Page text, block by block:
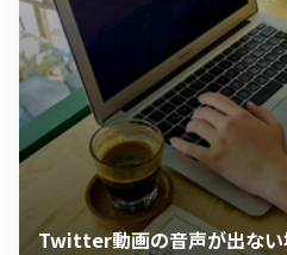
Twitter動画の音声が出ない